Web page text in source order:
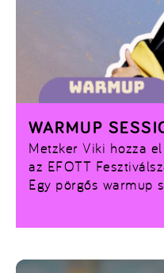
Metzker Viki hozza
az EFOTT
Egy pörgős warmup
WARMUP